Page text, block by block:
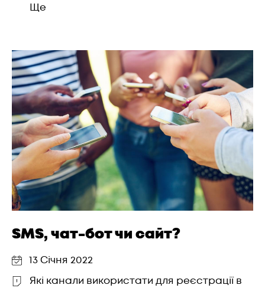
Ще
SMS, чат-бот чи сайт?
13 Січня 2022
Які канали використати для реєстрації в